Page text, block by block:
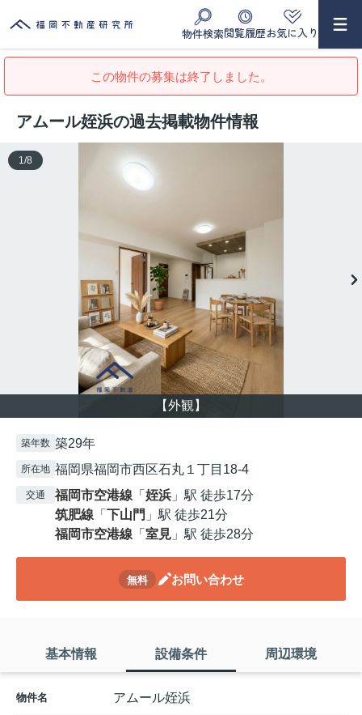
物件検索閲覧履歴お気に入り
この物件の募集は終了しました。
アムール姪浜の過去掲載物件情報
【外観】
1 /8
築年数 築29年
所在地 福岡県福岡市西区石丸１丁目18-4
交通 福岡市空港線 「 姪浜 」駅 徒歩17分
筑肥線 「 下山門 」駅 徒歩21分
福岡市空港線 「 室見 」駅 徒歩28分
無料 お問い合わせ
基本情報 設備条件 周辺環境
物件名 アムール姪浜